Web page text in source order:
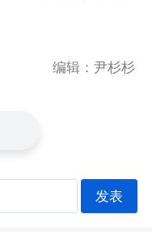
编辑：尹杉杉
发表